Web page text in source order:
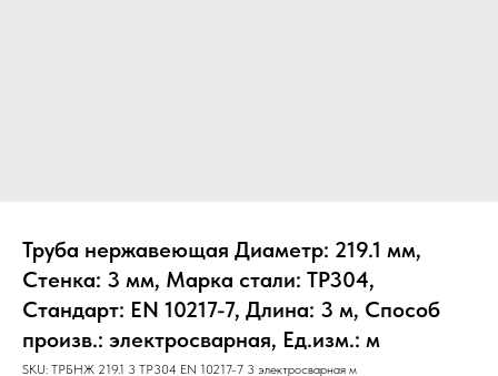
Труба нержавеющая Диаметр: 219.1 мм,
Стенка: 3 мм, Марка стали: TP304,
Стандарт: EN 10217-7, Длина: 3 м, Способ
произв.: электросварная, Ед.изм.: м
SKU: ТРБНЖ 219.1 3 TP304 EN 10217-7 3 электросварная м